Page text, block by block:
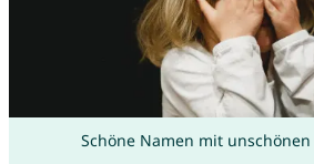
Schöne Namen mit